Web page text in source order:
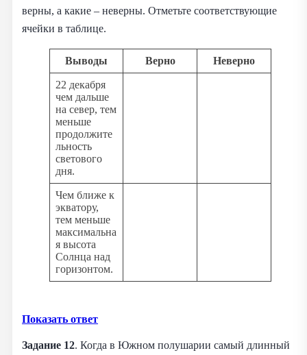
верны, а какие – неверны. Отметьте соответствующие
ячейки в таблице.
Выводы Верно Неверно
22 декабря
чем дальше
на север, тем
меньше
продолжите
льность
светового
дня.
Чем ближе к
экватору,
тем меньше
максимальна
я высота
Солнца над
горизонтом.
Показать ответ
Задание 12. Когда в Южном полушарии самый длинный